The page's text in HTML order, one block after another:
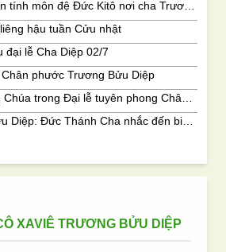
hậu tuần Cửu nhật
đại lễ Cha Diệp 02/7
phước Trương Bửu Diệp
XAVIÊ TRƯƠNG BỬU DIỆP